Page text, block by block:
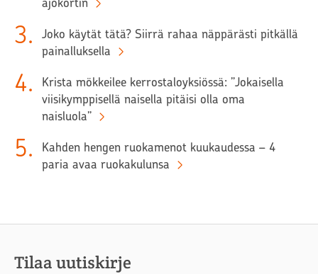
3.
Joko käytät tätä? Siirrä rahaa näppärästi pitkällä
painalluksella
4.
Krista mökkeilee kerrostaloyksiössä: ”Jokaisella
viisikymppisellä naisella pitäisi olla oma
naisluola”
5.
Kahden hengen ruokamenot kuukaudessa – 4
paria avaa ruokakulunsa
Tilaa uutiskirje